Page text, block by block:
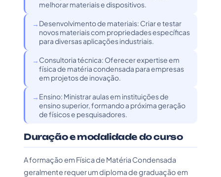
melhorar materiais e dispositivos.
Desenvolvimento de materiais: Criar e testar
novos materiais com propriedades específicas
para diversas aplicações industriais.
Consultoria técnica: Oferecer expertise em
física de matéria condensada para empresas
em projetos de inovação.
Ensino: Ministrar aulas em instituições de
ensino superior, formando a próxima geração
de físicos e pesquisadores.
Duração e modalidade do curso
A formação em Física de Matéria Condensada
geralmente requer um diploma de graduação em